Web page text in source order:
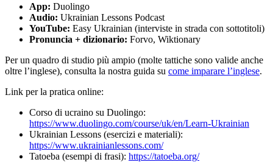
App: Duolingo
Audio: Ukrainian Lessons Podcast
YouTube: Easy Ukrainian (interviste in strada con sottotitoli)
Pronuncia + dizionario: Forvo, Wiktionary
Per un quadro di studio più ampio (molte tattiche sono valide anche
oltre l’inglese), consulta la nostra guida su come imparare l’inglese.
Link per la pratica online:
Corso di ucraino su Duolingo:
https://www.duolingo.com/course/uk/en/Learn-Ukrainian
Ukrainian Lessons (esercizi e materiali):
https://www.ukrainianlessons.com/
Tatoeba (esempi di frasi): https://tatoeba.org/